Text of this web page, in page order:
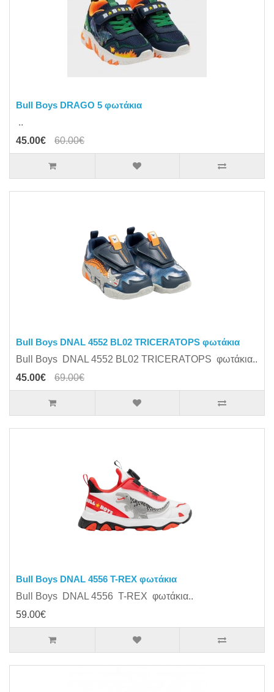
Bull Boys DRAGO 5 φωτάκια
..
45.00€
60.00€
Bull Boys DNAL 4552 BL02 TRICERATOPS φωτάκια
Bull Boys DNAL 4552 BL02 TRICERATOPS φωτάκια..
45.00€
69.00€
Bull Boys DNAL 4556 T-REX φωτάκια
Bull Boys DNAL 4556 T-REX φωτάκια..
59.00€